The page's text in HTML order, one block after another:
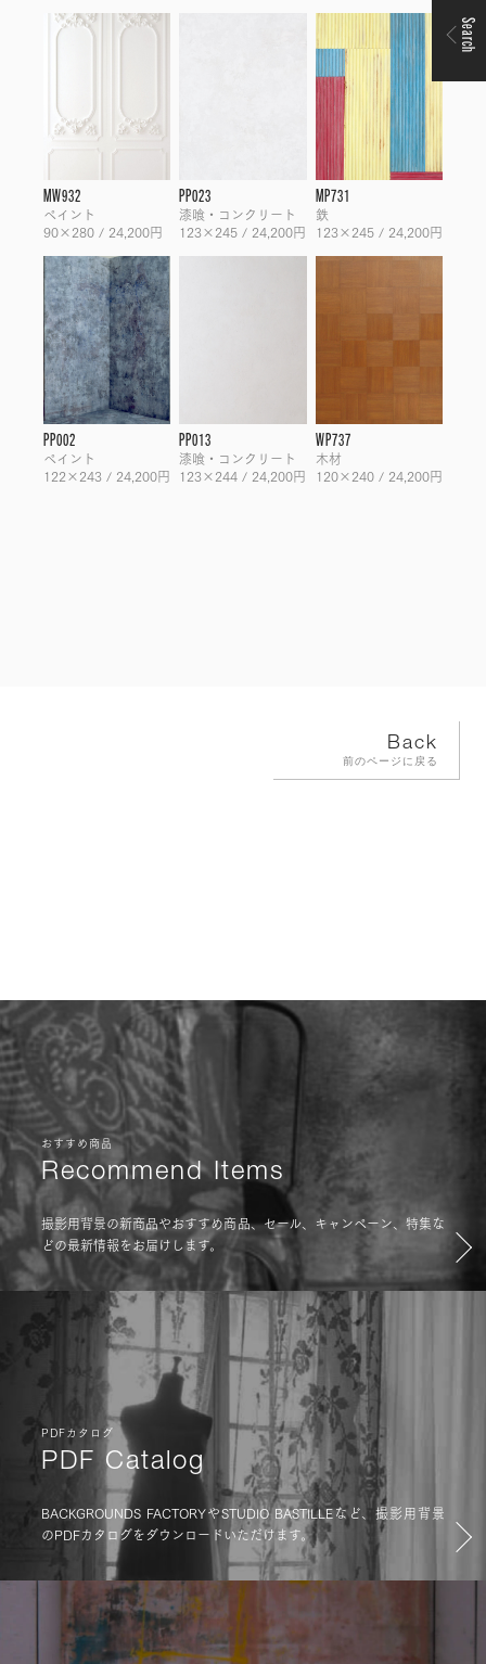
MW932
ペイント
90×280 / 24,200円
PP023
漆喰・コンクリート
123×245 / 24,200円
MP731
鉄
123×245 / 24,200円
PP002
ペイント
122×243 / 24,200円
PP013
漆喰・コンクリート
123×244 / 24,200円
WP737
木材
120×240 / 24,200円
Back
前のページに戻る
Search
おすすめ商品
Recommend Items
撮影用背景の新商品やおすすめ商品、セール、キャンペーン、特集な
どの最新情報をお届けします。
PDFカタログ
PDF Catalog
BACKGROUNDS FACTORYやSTUDIO BASTILLEなど、撮影用背景
のPDFカタログをダウンロードいただけます。